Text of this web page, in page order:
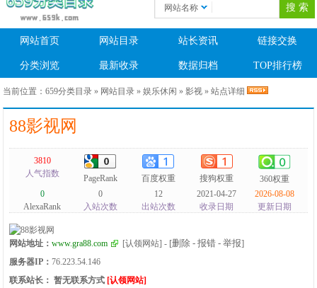
网站名称
网站首页 网站目录 站长资讯 链接交换
分类浏览 最新收录 数据归档 TOP排行榜
当前位置：659分类目录 » 网站目录 »娱乐休闲 »影视 » 站点详细
88影视网
3810
人气指数
PageRank 百度权重 搜狗权重
360权重
0
AlexaRank
0
入站次数
12
出站次数
2021-04-27
收录日期
2026-08-08
更新日期
网站地址：www.gra88.com [认领网站] - [删除 - 报错 - 举报]
服务器IP：76.223.54.146
联系站长： 暂无联系方式 [认领网站]